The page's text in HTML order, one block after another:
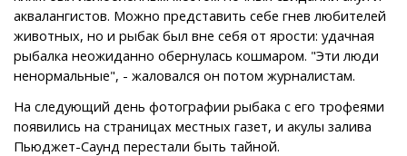
аквалангистов. Можно представить себе гнев любителей
животных, но и рыбак был вне себя от ярости: удачная
рыбалка неожиданно обернулась кошмаром. "Эти люди
ненормальные", - жаловался он потом журналистам.
На следующий день фотографии рыбака с его трофеями
появились на страницах местных газет, и акулы залива
Пьюджет-Саунд перестали быть тайной.